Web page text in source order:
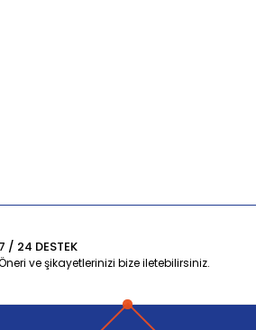
7 / 24 DESTEK
ve şikayetlerinizi bize iletebilirsiniz.